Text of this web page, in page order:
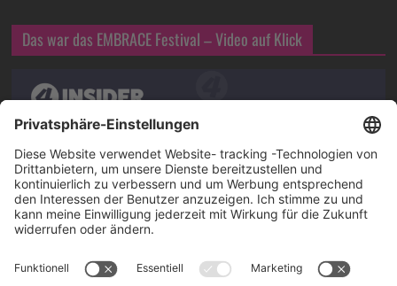
Das war das EMBRACE Festival – Video auf Klick